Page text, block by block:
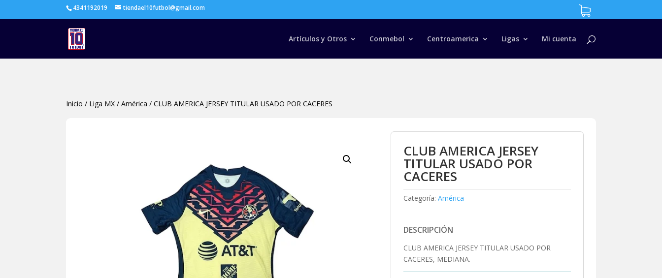
4341192019 tiendael10futbol@gmail.com
Artículos y Otros Conmebol Centroamerica Ligas Mi cuenta
Búsqueda
productos
Inicio / Liga MX /América /CLUB AMERICA JERSEY TITULAR USADO POR CACERES
CLUB AMERICA JERSEY
TITULAR USADO POR
CACERES
Categoría: América
DESCRIPCIÓN
CLUB AMERICA JERSEY TITULAR USADO POR
CACERES, MEDIANA.